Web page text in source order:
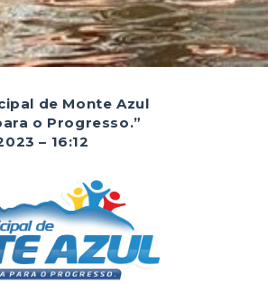
de Monte Azul
o Progresso.”
– 16:12